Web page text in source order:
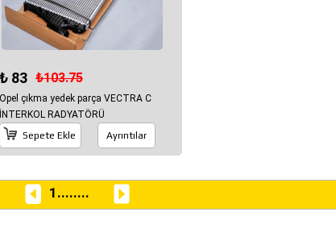
₺ 83 ₺103.75
Opel çıkma yedek parça VECTRA C
İNTERKOL RADYATÖRÜ
Sepete Ekle
Ayrıntılar
1 ........